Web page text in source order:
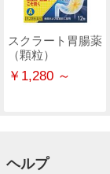
スクラート胃腸薬
（顆粒）
￥1,280 ～
ヘルプ